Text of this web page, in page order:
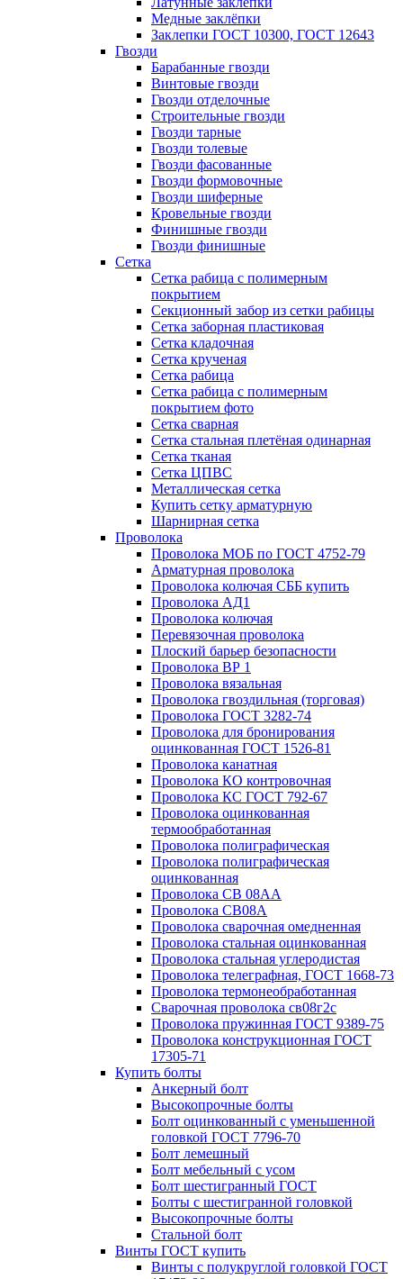
Медные заклёпки
Заклепки ГОСТ 10300, ГОСТ 12643
Гвозди
Барабанные гвозди
Винтовые гвозди
Гвозди отделочные
Строительные гвозди
Гвозди тарные
Гвозди толевые
Гвозди фасованные
Гвозди формовочные
Гвозди шиферные
Кровельные гвозди
Финишные гвозди
Гвозди финишные
Сетка
Сетка рабица с полимерным
покрытием
Секционный забор из сетки рабицы
Сетка заборная пластиковая
Сетка кладочная
Сетка крученая
Сетка рабица
Сетка рабица с полимерным
покрытием фото
Сетка сварная
Сетка стальная плетёная одинарная
Сетка тканая
Сетка ЦПВС
Металлическая сетка
Купить сетку арматурную
Шарнирная сетка
Проволока
Проволока МОБ по ГОСТ 4752-79
Арматурная проволока
Проволока колючая СББ купить
Проволока АД1
Проволока колючая
Перевязочная проволока
Плоский барьер безопасности
Проволока ВР 1
Проволока вязальная
Проволока гвоздильная (торговая)
Проволока ГОСТ 3282-74
Проволока для бронирования
оцинкованная ГОСТ 1526-81
Проволока канатная
Проволока КО контровочная
Проволока КС ГОСТ 792-67
Проволока оцинкованная
термообработанная
Проволока полиграфическая
Проволока полиграфическая
оцинкованная
Проволока СВ 08АА
Проволока СВ08А
Проволока сварочная омедненная
Проволока стальная оцинкованная
Проволока стальная углеродистая
Проволока телеграфная, ГОСТ 1668-73
Проволока термонеобработанная
Сварочная проволока св08г2с
Проволока пружинная ГОСТ 9389-75
Проволока конструкционная ГОСТ
17305-71
Купить болты
Анкерный болт
Высокопрочные болты
Болт оцинкованный с уменьшенной
головкой ГОСТ 7796-70
Болт лемешный
Болт мебельный с усом
Болт шестигранный ГОСТ
Болты с шестигранной головкой
Высокопрочные болты
Стальной болт
Винты ГОСТ купить
Винты с полукруглой головкой ГОСТ